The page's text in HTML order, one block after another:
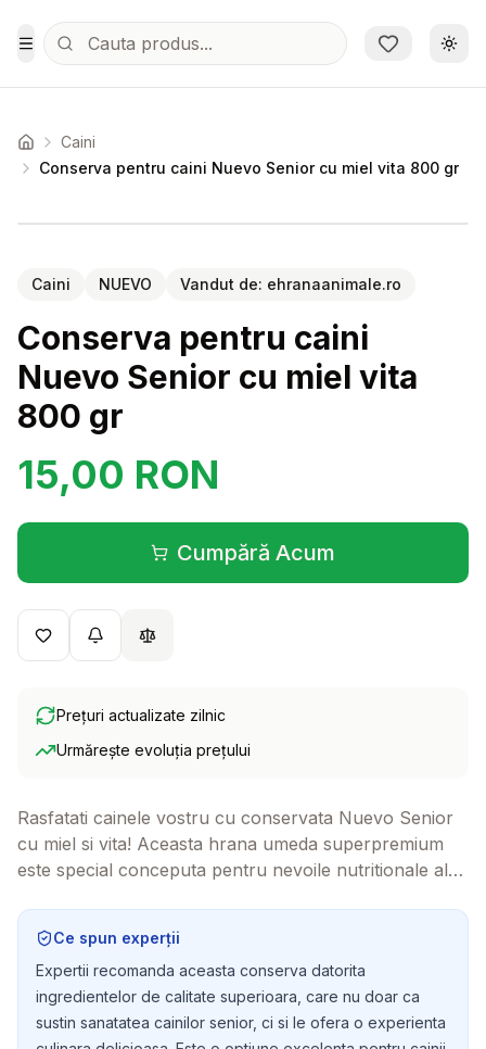
Sari la conținutul principal
Toggle Menu
Acasa Caini
Conserva pentru caini Nuevo Senior cu miel vita 800 gr
Caini NUEVO Vandut de: ehranaanimale.ro
Conserva pentru caini
Nuevo Senior cu miel vita
800 gr
15,00 RON
Cumpără Acum
(se deschide într-o filă
Prețuri actualizate zilnic
Urmărește evoluția prețului
Rasfatati cainele vostru cu conservata Nuevo Senior
cu miel si vita! Aceasta hrana umeda superpremium
este special conceputa pentru nevoile nutritionale ale
sanatoasa.
Ce spun experții
Expertii recomanda aceasta conserva datorita
ingredientelor de calitate superioara, care nu doar ca
sustin sanatatea cainilor senior, ci si le ofera o experienta